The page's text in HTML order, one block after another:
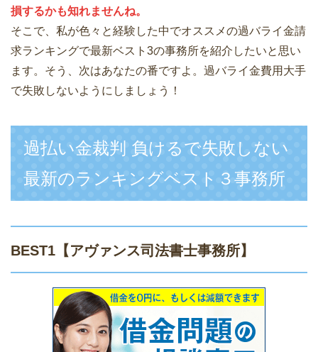
損するかも知れませんね。
そこで、私が色々と経験した中でオススメの過バライ金請
求ランキングで最新ベスト3の事務所を紹介したいと思い
ます。そう、次はあなたの番ですよ。過バライ金費用大手
で失敗しないようにしましょう！
過払い金裁判 負けるで失敗しない
最新のランキングベスト３事務所
BEST1 【アヴァンス司法書士事務所】